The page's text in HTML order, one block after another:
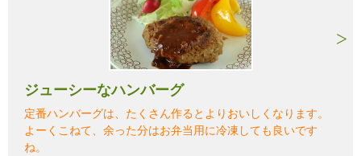
ジューシーなハンバーグ
定番ハンバーグは、たくさん作るとよりおいしくなります。
よーくこねて、余った分はお弁当用に冷凍しても良いです
ね。